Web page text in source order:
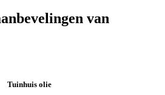
van
Tuinhuis olie